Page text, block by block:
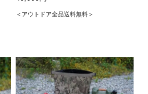
＜アウトドア全品送料無料＞